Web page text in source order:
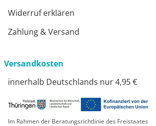
Widerruf erklären
Zahlung & Versand
Versandkosten
innerhalb Deutschlands nur 4,95 €
Im Rahmen der Beratungsrichtlinie des Freistaates